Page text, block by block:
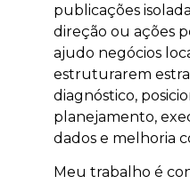
publicações
direção ou ações
ajudo negócios
estruturarem
diagnóstico,
planejamento,
dados e melhoria
Meu trabalho é